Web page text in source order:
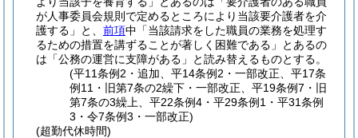
が人事委員会規則で定めるところにより当該要介護者を介
護する」と、 前項中「当該請求をした職員の業務を処理す
るための措置を講ずることが著しく困難である」とあるの
は「公務の運営に支障がある」と読み替えるものとする。
(平11条例2・追加、平14条例2・一部改正、平17条
例11・旧第7条の2繰下・一部改正、平19条例7・旧
第7条の3繰上、平22条例4・平29条例1・平31条例
3・令7条例3・一部改正)
(超勤代休時間)